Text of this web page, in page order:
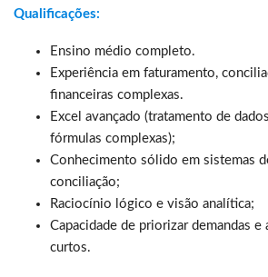
Qualificações:
Ensino médio completo.
Experiência em faturamento,
financeiras complexas.
Excel avançado (tratamento de
fórmulas complexas);
Conhecimento sólido em sistemas
conciliação;
Raciocínio lógico e visão analítica;
Capacidade de priorizar demandas e
curtos.